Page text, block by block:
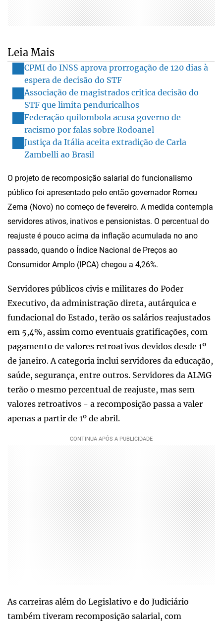
Leia Mais
CPMI do INSS aprova prorrogação de 120 dias à
espera de decisão do STF
Associação de magistrados critica decisão do
STF que limita penduricalhos
Federação quilombola acusa governo de
racismo por falas sobre Rodoanel
Justiça da Itália aceita extradição de Carla
Zambelli ao Brasil
O projeto de recomposição salarial do funcionalismo
público foi apresentado pelo então governador Romeu
Zema (Novo) no começo de fevereiro. A medida contempla
servidores ativos, inativos e pensionistas. O percentual do
reajuste é pouco acima da inflação acumulada no ano
passado, quando o Índice Nacional de Preços ao
Consumidor Amplo (IPCA) chegou a 4,26%.
Servidores públicos civis e militares do Poder
Executivo, da administração direta, autárquica e
fundacional do Estado, terão os salários reajustados
em 5,4%, assim como eventuais gratificações, com
pagamento de valores retroativos devidos desde 1º
de janeiro. A categoria inclui servidores da educação,
saúde, segurança, entre outros. Servidores da ALMG
terão o mesmo percentual de reajuste, mas sem
valores retroativos - a recomposição passa a valer
apenas a partir de 1º de abril.
As carreiras além do Legislativo e do Judiciário
também tiveram recomposição salarial, com